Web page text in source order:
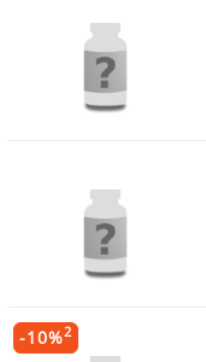
-10%2